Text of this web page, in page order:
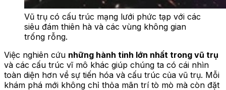
Vũ trụ có cấu trúc mạng lưới phức tạp với các
siêu đám thiên hà và các vùng không gian
trống rỗng.
Việc nghiên cứu những hành tinh lớn nhất trong vũ trụ
và các cấu trúc vĩ mô khác giúp chúng ta có cái nhìn
toàn diện hơn về sự tiến hóa và cấu trúc của vũ trụ. Mỗi
khám phá mới không chỉ thỏa mãn trí tò mò mà còn đặt